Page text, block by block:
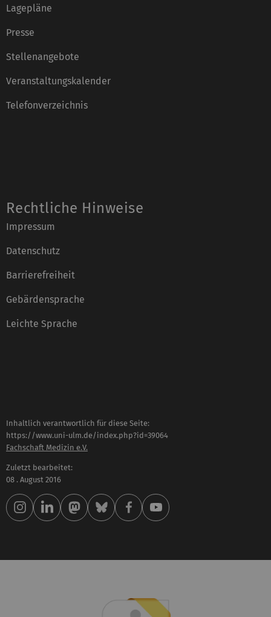
Lagepläne
Presse
Stellenangebote
Veranstaltungskalender
Telefonverzeichnis
Rechtliche Hinweise
Impressum
Datenschutz
Barrierefreiheit
Gebärdensprache
Leichte Sprache
Inhaltlich verantwortlich für diese Seite:
https://www.uni-ulm.de/index.php?id=39064
Fachschaft Medizin e.V.
Zuletzt bearbeitet:
08 . August 2016